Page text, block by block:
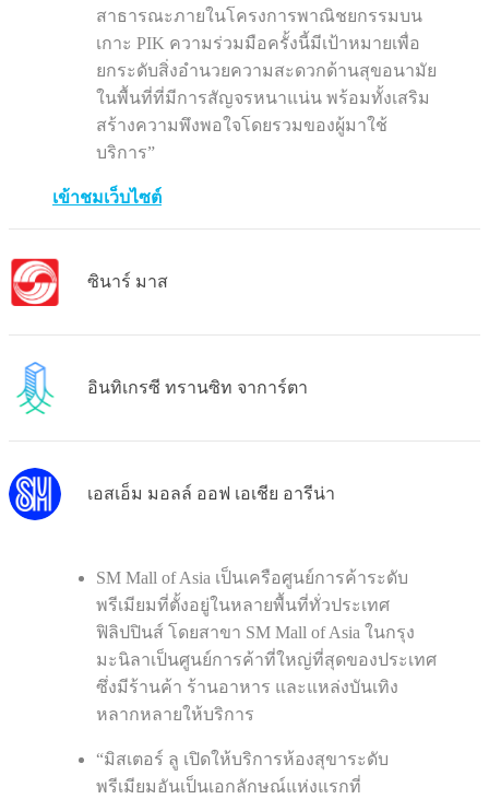
สาธารณะภายในโครงการพาณิชยกรรมบน
เกาะ PIK ความร่วมมือครั้งนี้มีเป้าหมายเพื่อ
ยกระดับสิ่งอำนวยความสะดวกด้านสุขอนามัย
ในพื้นที่ที่มีการสัญจรหนาแน่น พร้อมทั้งเสริม
สร้างความพึงพอใจโดยรวมของผู้มาใช้
บริการ”
เข้าชมเว็บไซต์
ซินาร์ มาส
อินทิเกรซี ทรานซิท จาการ์ตา
เอสเอ็ม มอลล์ ออฟ เอเชีย อารีน่า
SM Mall of Asia เป็นเครือศูนย์การค้าระดับ
พรีเมียมที่ตั้งอยู่ในหลายพื้นที่ทั่วประเทศ
ฟิลิปปินส์ โดยสาขา SM Mall of Asia ในกรุง
มะนิลาเป็นศูนย์การค้าที่ใหญ่ที่สุดของประเทศ
ซึ่งมีร้านค้า ร้านอาหาร และแหล่งบันเทิง
หลากหลายให้บริการ
“มิสเตอร์ ลู เปิดให้บริการห้องสุขาระดับ
พรีเมียมอันเป็นเอกลักษณ์แห่งแรกที่